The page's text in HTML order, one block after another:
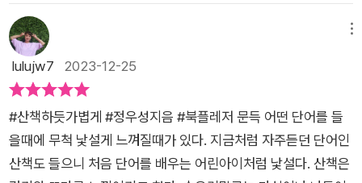
뜻했던 아침 공기처럼 말이지요. (10쪽)​​인생을 살아가면서 꼭 건
져야 할 말들을 잘 뽑아서 초록색 문장으로 담아두었다. ​​또한 저
자가 자신의 생각을 함께 담아서 풀어놓았으니, 그 문장들이 더
단단해지고 빛을 내는 것 같다. ​​이 책으로 저자가 추리고 거른 귀
맨 뒤에는 '인용 도서 목록'을 제시해두었으니, 저자의 인생 책을
함께 살펴보며 독서 영역을 넓혀갈 수 있겠다. ​​이 책에서 마음에
드는 문장을 발견하고, 거기에 이어서 그 책들도 만날 수 있도록
도 "가벼운 오해라면 적극적인 해명으로 풀어야 한다(p5
0)"고 조언합니다. 그러나 그게 심각한 오해라면, 그래서 말 몇 마
디로 간단히 풀기 어렵거나 반대로 불화가 더 크게 번질 가능성까
지 있다면 어떨까요? 이럴 때에는 그냥 아무 말도 말고 상대에
게 시간을 주라고 합니다. 상대도 (최소한의 말이 통하는 이라
면) 내가 왜 침묵을 지키는지 생각을 해 볼 것입니다. 이 구절
을 읽으며 저는, 제가 참 각박하게 살았다는 생각이 새삼 들었습
덕목으로 휴식과 재충전, 그리고 감정과 마음 등의 관리법에 대해
주문하며 누구나 할 수 있고 변화해야 하는 구체적인 이유와 방식
이 무엇인지를 자세히 전하고 있다. <산책하듯 가볍게> 때로는
나갈 수 있는 법이다. 하지만 사회가 요구하는 인재상이나 사람들
이 평가하고 공감하는 모습 등으로 인해 자신의 색깔이나 성향 등
을 잃거나 수동적으로 살아가게 되는 우리의 모습에서 이런 가치
lulujw7 2023-12-25
#산책하듯가볍게 #정우성지음 #북플레저 문득 어떤 단어를 들
을때에 무척 낯설게 느껴질때가 있다. 지금처럼 자주듣던 단어인
산책도 들으니 처음 단어를 배우는 어린아이처럼 낯설다. 산책은